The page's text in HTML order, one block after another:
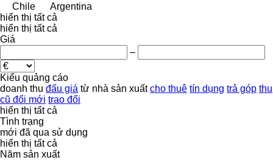
Chile
Argentina
hiển thị tất cả
hiển thị tất cả
Giá
–
Kiểu quảng cáo
doanh thu đấu giá từ nhà sản xuất cho thuê tín dụng trả góp thu
cũ đổi mới trao đổi
hiển thị tất cả
Tình trạng
mới đã qua sử dụng
hiển thị tất cả
Năm sản xuất